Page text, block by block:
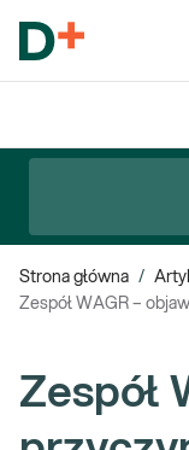
Strona główna /
Zespół WAGR –
Zespół